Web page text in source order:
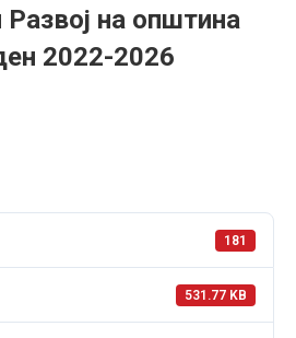
на општина
2022-2026
181
531.77 KB